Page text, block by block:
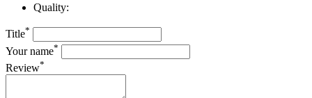
Quality:
Title*
Your name*
Review*